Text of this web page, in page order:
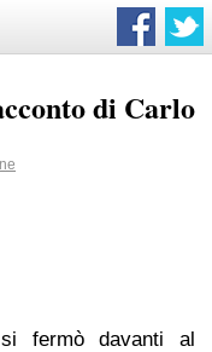
di Carlo
fermò davanti al